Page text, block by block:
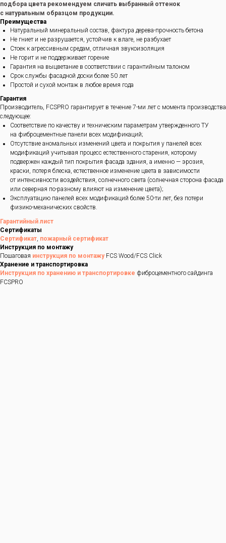
подбора цвета рекомендуем сличать выбранный оттенок
с натуральным образцом продукции.
Преимущества
Натуральный минеральный состав, фактура дерева-прочность бетона
Не гниет и не разрушается, устойчив к влаге, не разбухает
Стоек к агрессивным средам, отличная звукоизоляция
Не горит и не поддерживает горение
Гарантия на выцветание в соответствии с гарантийным талоном
Срок службы фасадной доски более 50 лет
Простой и сухой монтаж в любое время года
Гарантия
Производитель, FCSPRO гарантирует в течение 7-ми лет с момента производства
следующее:
Соответствие по качеству и техническим параметрам утвержденного ТУ
на фиброцементные панели всех модификаций;
Отсутствие аномальных изменений цвета и покрытия у панелей всех
модификаций учитывая процесс естественного старения, которому
подвержен каждый тип покрытия фасада здания, а именно — эрозия,
краски, потеря блеска, естественное изменение цвета в зависимости
от интенсивности воздействия, солнечного света (солнечная сторона фасада
или северная по-разному влияют на изменение цвета);
Эксплуатацию панелей всех модификаций более 50-ти лет, без потери
физико-механических свойств.
Гарантийный лист
Сертификаты
Сертификат, пожарный сертификат
Инструкция по монтажу
Пошаговая инструкция по монтажуFCS Wood/FCS Click
Хранение и транспортировка
Инструкция по хранению и транспортировке фиброцементного сайдинга
FCSPRO